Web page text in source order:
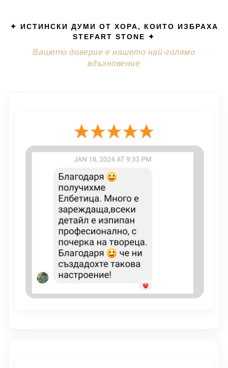
✦ ИСТИНСКИ ДУМИ ОТ ХОРА, КОИТО ИЗБРАХА
STEFART STONE ✦
Вашето доверие е нашето най-голямо
вдъхновение